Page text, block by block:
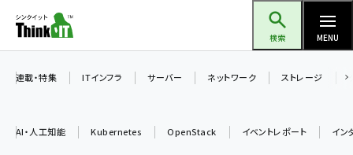
ン
検索 MENU
連載・特集 ITインフラ サーバー ネットワーク ストレージ
AI・人工知能 Kubernetes OpenStack イベントレポート イン